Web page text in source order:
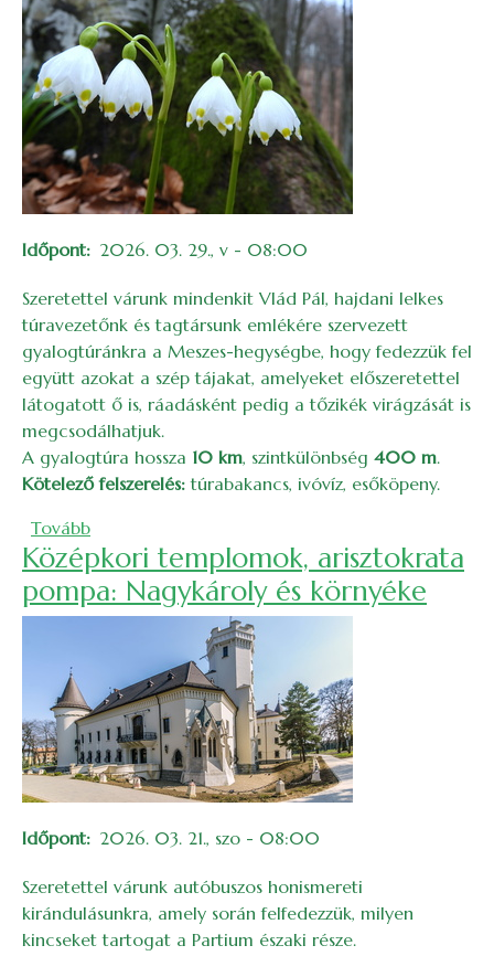
Időpont 2026. 03. 29., v - 08:00
Szeretettel várunk mindenkit Vlád Pál, hajdani lelkes
túravezetőnk és tagtársunk emlékére szervezett
gyalogtúránkra a Meszes-hegységbe, hogy fedezzük fel
együtt azokat a szép tájakat, amelyeket előszeretettel
látogatott ő is, ráadásként pedig a tőzikék virágzását is
megcsodálhatjuk.
A gyalogtúra hossza 10 km, szintkülönbség 400 m.
Kötelező felszerelés: túrabakancs, ivóvíz, esőköpeny.
Tovább(Vlád Pál-emléktúra: tőzikék a Meszesen)
Középkori templomok, arisztokrata
pompa: Nagykároly és környéke
Időpont 2026. 03. 21., szo - 08:00
Szeretettel várunk autóbuszos honismereti
kirándulásunkra, amely során felfedezzük, milyen
kincseket tartogat a Partium északi része.